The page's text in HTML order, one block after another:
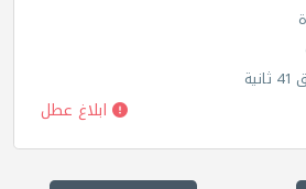
ابلاغ عطل